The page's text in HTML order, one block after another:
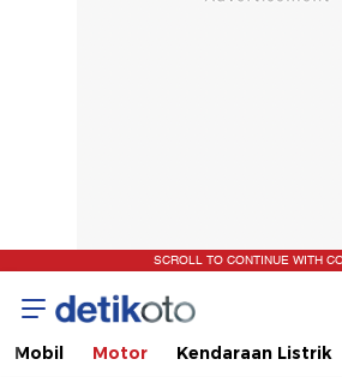
SCROLL TO CONTINUE WITH
Mobil Motor Kendaraan Listrik